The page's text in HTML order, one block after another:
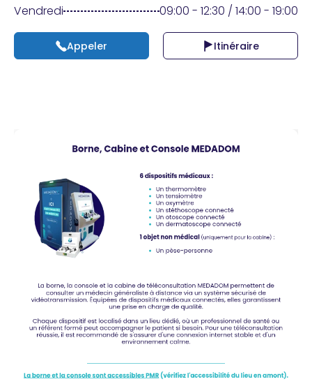
Vendredi
09:00 - 12:30 / 14:00 - 19:00
Appeler Itinéraire